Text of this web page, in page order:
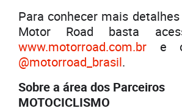
Para conhecer mais
Motor Road basta
www.motorroad.com.br e o
@motorroad_brasil.
Sobre a área dos Parceiros
MOTOCICLISMO